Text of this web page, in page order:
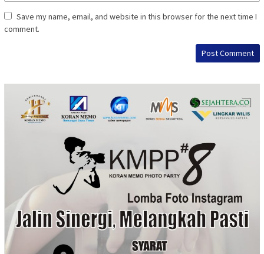
Save my name, email, and website in this browser for the next time I
comment.